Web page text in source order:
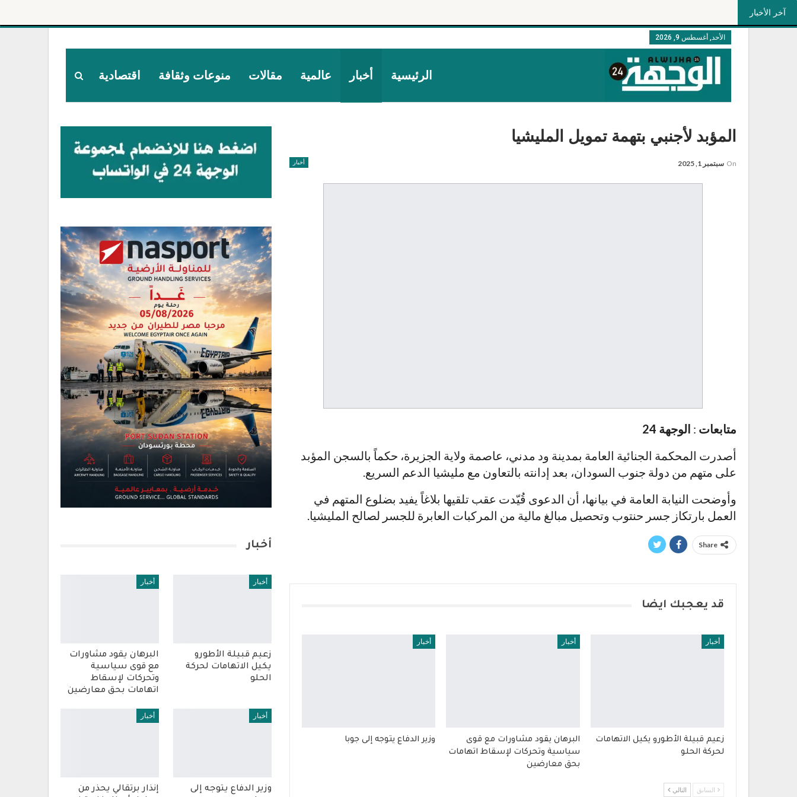
آخر الأخبار
الأحد, أغسطس 9, 2026
الرئيسية أخبار عالمية مقالات منوعات وثقافة اقتصادية
المؤبد لأجنبي بتهمة تمويل المليشيا
أخبار On سبتمبر 1, 2025
متابعات : الوجهة 24
أصدرت المحكمة الجنائية العامة بمدينة ود مدني، عاصمة ولاية الجزيرة، حكماً بالسجن المؤبد
على متهم من دولة جنوب السودان، بعد إدانته بالتعاون مع مليشيا الدعم السريع.
وأوضحت النيابة العامة في بيانها، أن الدعوى قُيّدت عقب تلقيها بلاغاً يفيد بضلوع المتهم في
العمل بارتكاز جسر حنتوب وتحصيل مبالغ مالية من المركبات العابرة للجسر لصالح المليشيا.
Share
قد يعجبك ايضا
أخبار
زعيم قبيلة الأطورو يكيل الاتهامات
لحركة الحلو
أخبار
البرهان يقود مشاورات مع قوى
سياسية وتحركات لإسقاط اتهامات
بحق معارضين
أخبار
وزير الدفاع يتوجه إلى جوبا
السابق التالي
أخبار
أخبار
زعيم قبيلة الأطورو
يكيل الاتهامات لحركة
الحلو
أخبار
البرهان يقود مشاورات
مع قوى سياسية
وتحركات لإسقاط
اتهامات بحق معارضين
أخبار
وزير الدفاع يتوجه إلى
أخبار
إنذار برتقالي يحذر من